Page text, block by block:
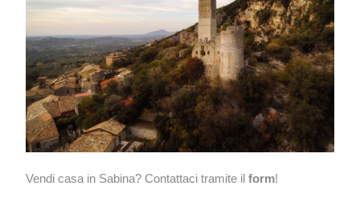
Vendi casa in Sabina? Contattaci tramite il form!